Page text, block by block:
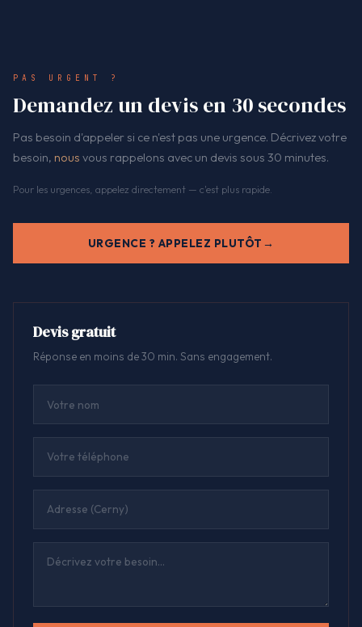
PAS URGENT ?
Demandez un devis en 30 secondes
Pas besoin d'appeler si ce n'est pas une urgence. Décrivez votre
besoin, nous vous rappelons avec un devis sous 30 minutes.
Pour les urgences, appelez directement — c'est plus rapide.
URGENCE ? APPELEZ PLUTÔT
Devis gratuit
Réponse en moins de 30 min. Sans engagement.